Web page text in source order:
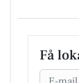
Få
Email